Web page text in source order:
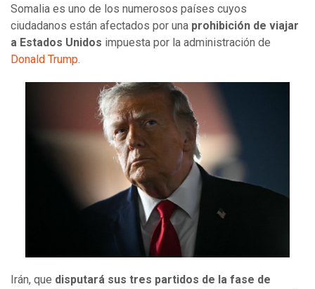
Somalia es uno de los numerosos países cuyos
ciudadanos están afectados por una prohibición de viajar
a Estados Unidos impuesta por la administración de
Donald Trump.
Irán, que disputará sus tres partidos de la fase de